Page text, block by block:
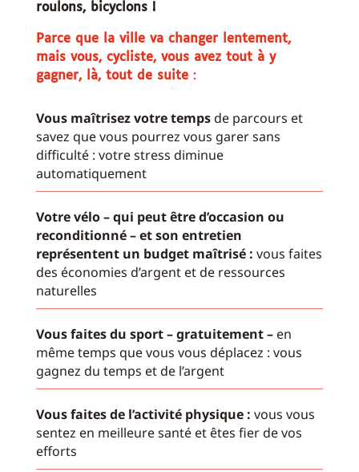
roulons, bicyclons !
Parce que la ville va changer lentement,
mais vous, cycliste, vous avez tout à y
gagner, là, tout de suite:
Vous maîtrisez votre tempsde parcours et
savez que vous pourrez vous garer sans
difficulté : votre stress diminue
automatiquement
Votre vélo – qui peut être d’occasion ou
reconditionné – et son entretien
représentent un budget maîtrisé : vous faites
des économies d’argent et de ressources
naturelles
Vous faites du sport – gratuitement –en
même temps que vous vous déplacez : vous
gagnez du temps et de l’argent
Vous faites de l’activité physique : vous vous
sentez en meilleure santé et êtes fier de vos
efforts